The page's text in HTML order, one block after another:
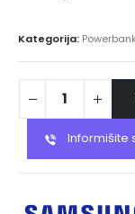
Kategorija:
Informišite